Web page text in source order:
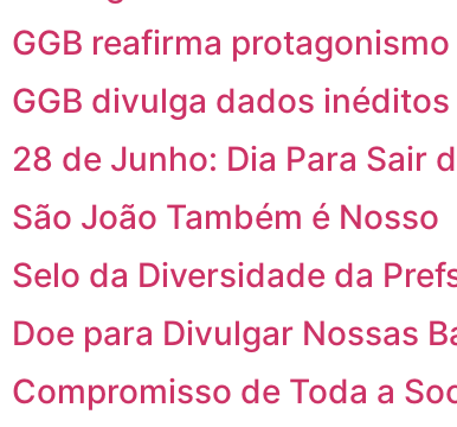
GGB reafirma
GGB divulga dados
28 de Junho: Dia Para Sair
São João Também é Nosso
Selo da Diversidade da
Doe para Divulgar Nossas
Compromisso de Toda a